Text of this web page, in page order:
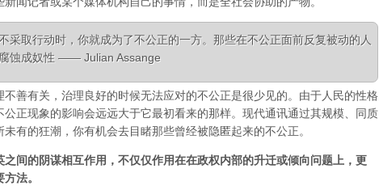
采取行动时，你就成为了不公正的一方。那些在不公正面前反复被动的人
蚀成奴性 —— Julian Assange
善有关，治理良好的时候无法应对的不公正是很少见的。由于人民的性格
正现象的影响会远远大于它最初看来的那样。现代通讯通过其规模、同质
有的狂潮，你有机会去目睹那些曾经被隐匿起来的不公正。
间的阴谋相互作用，不仅仅作用在在政权内部的升迁或倾向问题上，更
法。